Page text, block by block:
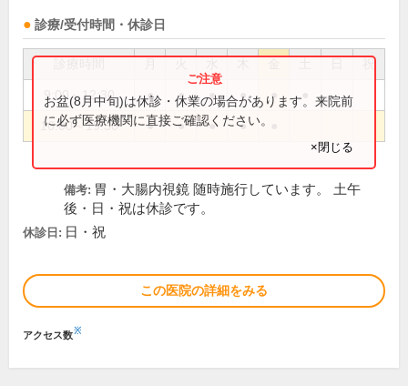
診療/受付時間・休診日
祝
9:00～12:30 ● ● ● ● ●
16:00～19:30 ● ● ● ●
お盆(8月中旬)は休診・休業の場合があります。来院前
に必ず医療機関に直接ご確認ください。
×閉じる
備考: 胃・大腸内視鏡 随時施行しています。 土午
後・日・祝は休診です。
休診日: 日・祝
この医院の詳細をみる
アクセス数※